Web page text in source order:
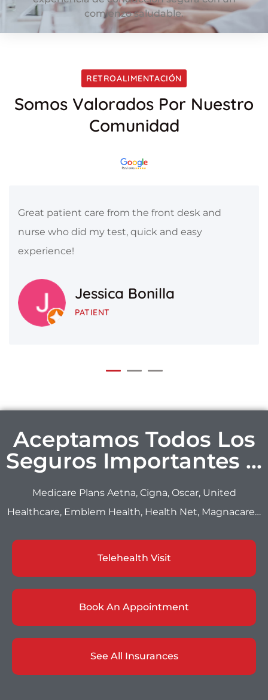
comienzo saludable.
RETROALIMENTACIÓN
Somos Valorados Por Nuestro
Comunidad
Great patient care from the front desk and
nurse who did my test, quick and easy
experience!
Jessica Bonilla
PATIENT
Aceptamos Todos Los
Seguros Importantes …
Medicare Plans Aetna, Cigna, Oscar, United
Healthcare, Emblem Health, Health Net, Magnacare…
Telehealth Visit
Book An Appointment
See All Insurances